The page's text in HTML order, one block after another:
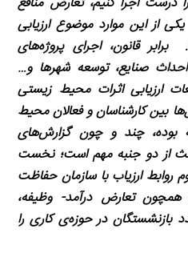
از این موارد موضوع ارزیابی
برابر قانون، اجرای پروژه‌های
صنایع، توسعه شهرها و…
ارزیابی اثرات محیط زیستی
بین کارشناسان و فعالان محیط
چند و چون گزارش‌های
از دو جنبه مهم است؛ نخست
روابط ارزیاب با سازمان حفاظت
تعارض درآمد- وظیفه،
بازنشستگان در حوزه‌ی کاری را